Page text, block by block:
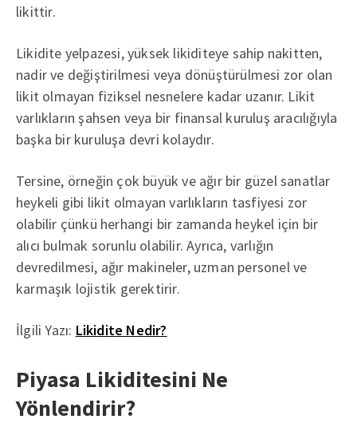
likittir.
Likidite yelpazesi, yüksek likiditeye sahip nakitten,
nadir ve değiştirilmesi veya dönüştürülmesi zor olan
likit olmayan fiziksel nesnelere kadar uzanır. Likit
varlıkların şahsen veya bir finansal kuruluş aracılığıyla
başka bir kuruluşa devri kolaydır.
Tersine, örneğin çok büyük ve ağır bir güzel sanatlar
heykeli gibi likit olmayan varlıkların tasfiyesi zor
olabilir çünkü herhangi bir zamanda heykel için bir
alıcı bulmak sorunlu olabilir. Ayrıca, varlığın
devredilmesi, ağır makineler, uzman personel ve
karmaşık lojistik gerektirir.
İlgili Yazı: Likidite Nedir?
Piyasa Likiditesini Ne
Yönlendirir?